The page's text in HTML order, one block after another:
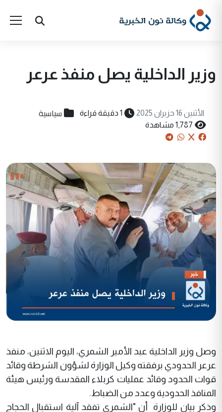
وزير الداخلية يصل منفذ عرعر
الأثنين 16 حزيران 2025 1 دقيقة قراءة سياسية
1,787 مشاهدة
وصل وزير الداخلية عبد الأمير الشمري، اليوم الاثنين، منفذ
عرعر الحدودي برفقته وكيل الوزارة لشؤون الشرطة وقائد
قوات الحدود وقائد عمليات كربلاء المقدسة ورئيس هيئة
المنافذ الحدودية وعدد من الضباط.
وذكر بيان للوزارة أن "الشمري تفقد آلية استقبال الحجاج